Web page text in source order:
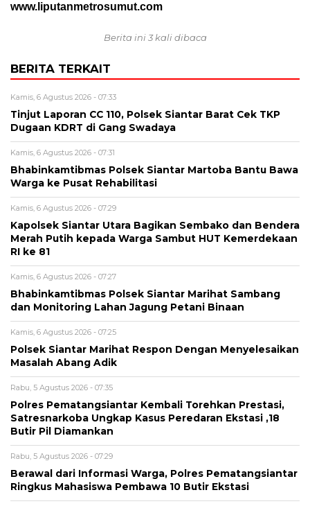
www.liputanmetrosumut.com
Berita ini 3 kali dibaca
BERITA TERKAIT
Kamis, 6 Agustus 2026 - 07:33
Tinjut Laporan CC 110, Polsek Siantar Barat Cek TKP
Dugaan KDRT di Gang Swadaya
Kamis, 6 Agustus 2026 - 07:31
Bhabinkamtibmas Polsek Siantar Martoba Bantu Bawa
Warga ke Pusat Rehabilitasi
Kamis, 6 Agustus 2026 - 07:29
Kapolsek Siantar Utara Bagikan Sembako dan Bendera
Merah Putih kepada Warga Sambut HUT Kemerdekaan
RI ke 81
Kamis, 6 Agustus 2026 - 07:27
Bhabinkamtibmas Polsek Siantar Marihat Sambang
dan Monitoring Lahan Jagung Petani Binaan
Kamis, 6 Agustus 2026 - 07:25
Polsek Siantar Marihat Respon Dengan Menyelesaikan
Masalah Abang Adik
Rabu, 5 Agustus 2026 - 07:35
Polres Pematangsiantar Kembali Torehkan Prestasi,
Satresnarkoba Ungkap Kasus Peredaran Ekstasi ,18
Butir Pil Diamankan
Rabu, 5 Agustus 2026 - 07:29
Berawal dari Informasi Warga, Polres Pematangsiantar
Ringkus Mahasiswa Pembawa 10 Butir Ekstasi